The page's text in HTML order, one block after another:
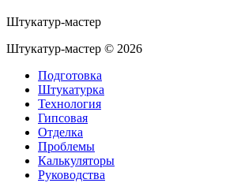
Штукатур-мастер
Штукатур-мастер © 2026
Подготовка
Штукатурка
Технология
Гипсовая
Отделка
Проблемы
Калькуляторы
Руководства